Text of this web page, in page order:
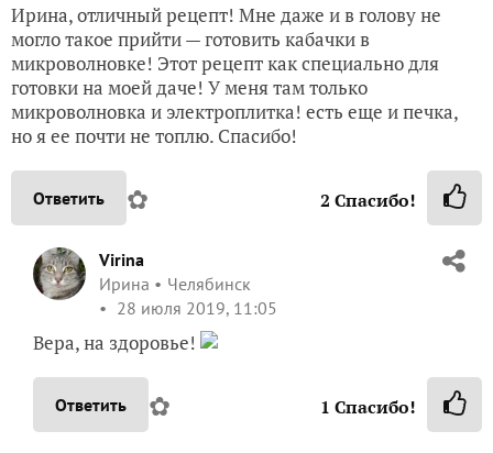
Ирина, отличный рецепт! Мне даже и в голову не
могло такое прийти — готовить кабачки в
микроволновке! Этот рецепт как специально для
готовки на моей даче! У меня там только
микроволновка и электроплитка! есть еще и печка,
но я ее почти не топлю. Спасибо!
Ответить ✿ 2 Спасибо!
Virina
Ирина
Челябинск
28 июля 2019, 11:05
Вера, на здоровье!
Ответить ✿ 1 Спасибо!